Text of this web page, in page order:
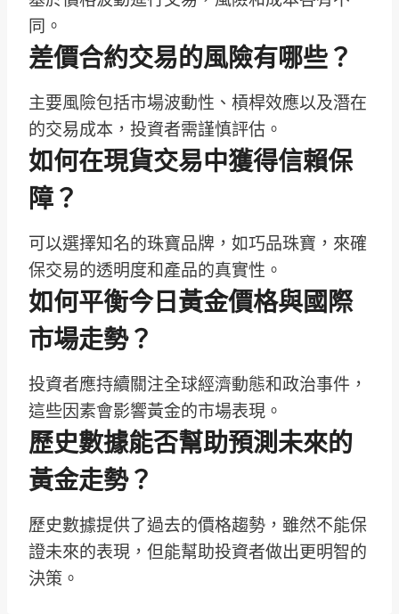
同。
差價合約交易的風險有哪些？
主要風險包括市場波動性、槓桿效應以及潛在
的交易成本，投資者需謹慎評估。
如何在現貨交易中獲得信賴保
障？
可以選擇知名的珠寶品牌，如巧品珠寶，來確
保交易的透明度和產品的真實性。
如何平衡今日黃金價格與國際
市場走勢？
投資者應持續關注全球經濟動態和政治事件，
這些因素會影響黃金的市場表現。
歷史數據能否幫助預測未來的
黃金走勢？
歷史數據提供了過去的價格趨勢，雖然不能保
證未來的表現，但能幫助投資者做出更明智的
決策。